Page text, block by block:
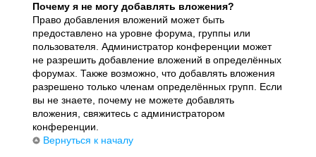
Почему я не могу добавлять вложения?
Право добавления вложений может быть
предоставлено на уровне форума, группы или
пользователя. Администратор конференции может
не разрешить добавление вложений в определённых
форумах. Также возможно, что добавлять вложения
разрешено только членам определённых групп. Если
вы не знаете, почему не можете добавлять
вложения, свяжитесь с администратором
конференции.
Вернуться к началу